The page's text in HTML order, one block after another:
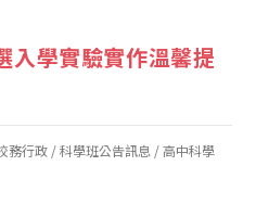
入學實驗實作溫馨提
務行政 / 科學班公告訊息 / 高中科學